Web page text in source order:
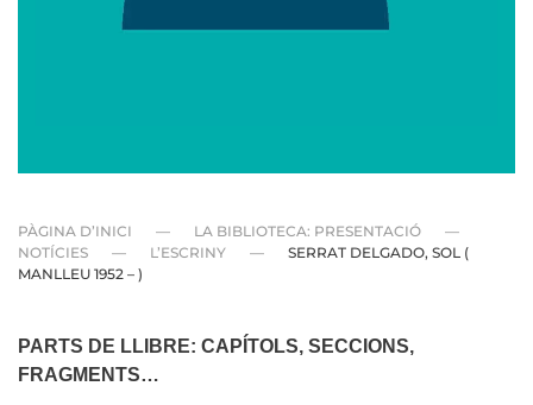
PÀGINA D’INICI
LA BIBLIOTECA: PRESENTACIÓ
NOTÍCIES
L’ESCRINY
SERRAT DELGADO, SOL (
MANLLEU 1952 – )
PARTS DE LLIBRE: CAPÍTOLS, SECCIONS,
FRAGMENTS…